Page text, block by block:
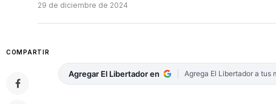
29 de diciembre de 2024
COMPARTIR
Agregar El Libertador en Agrega El Libertador a tus